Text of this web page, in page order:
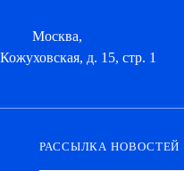
Москва,
д. 15, стр. 1
РАССЫЛКА НОВОСТЕЙ